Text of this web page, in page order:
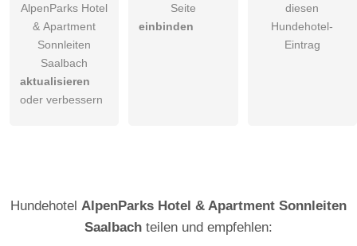
AlpenParks Hotel
& Apartment
Sonnleiten
Saalbach
aktualisieren
oder verbessern
Seite
einbinden
diesen
Hundehotel-
Eintrag
Hundehotel AlpenParks Hotel & Apartment Sonnleiten
Saalbach teilen und empfehlen: